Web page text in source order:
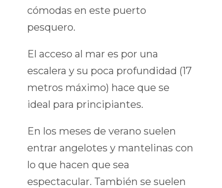
cómodas en este puerto
pesquero.
El acceso al mar es por una
escalera y su poca profundidad (17
metros máximo) hace que se
ideal para principiantes.
En los meses de verano suelen
entrar angelotes y mantelinas con
lo que hacen que sea
espectacular. También se suelen